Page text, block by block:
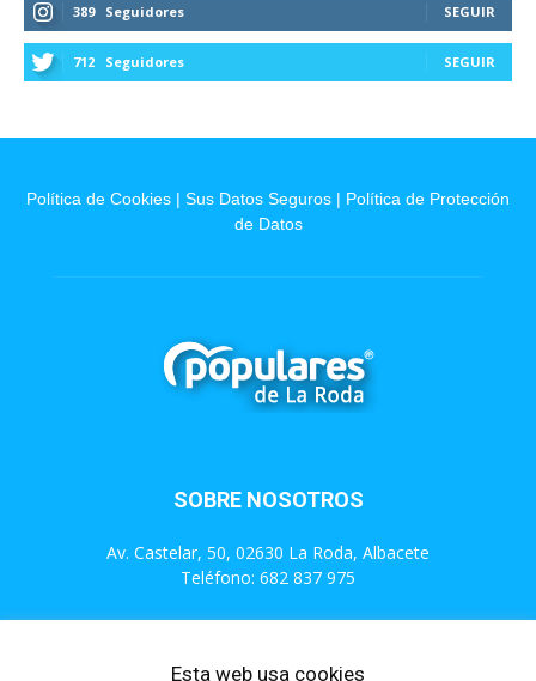
389 Seguidores SEGUIR
712 Seguidores SEGUIR
Política de Cookies | Sus Datos Seguros | Política de Protección
de Datos
SOBRE NOSOTROS
Av. Castelar, 50, 02630 La Roda, Albacete
Teléfono: 682 837 975
Contáctanos:info@populareslaroda.es
Esta web usa cookies